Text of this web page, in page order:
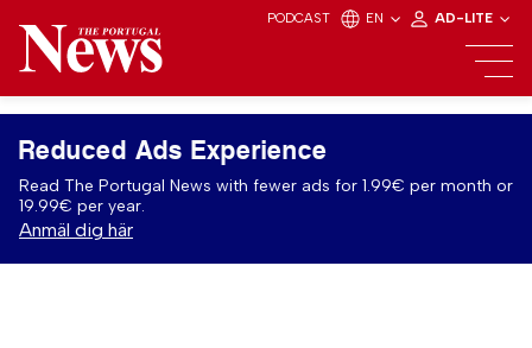
PODCAST EN AD-LITE
Reduced Ads Experience
Read The Portugal News with fewer ads for 1.99€ per month or
19.99€ per year.
Anmäl dig här